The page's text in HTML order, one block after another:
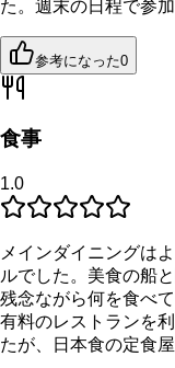
た。週末の日程で参
参考になった0
食事
1.0
メインダイニングは
ルでした。美食の船
残念ながら何を食べ
有料のレストランを
たが、日本食の定食